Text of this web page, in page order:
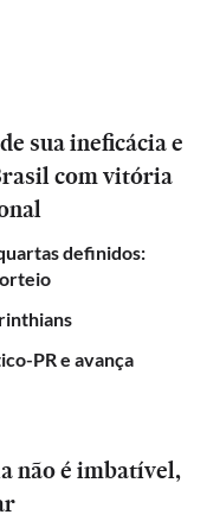
sua ineficácia e
com vitória
definidos:
PR e avança
não é imbatível,